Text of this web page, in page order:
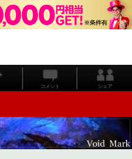
コメント シェア